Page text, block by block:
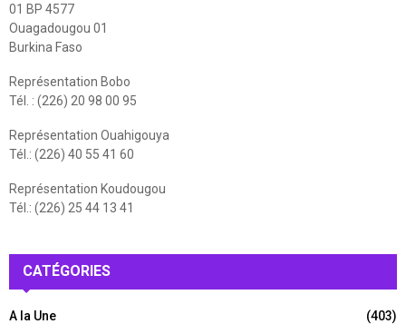
01 BP 4577
Ouagadougou 01
Burkina Faso
Représentation Bobo
Tél. : (226) 20 98 00 95
Représentation Ouahigouya
Tél.: (226) 40 55 41 60
Représentation Koudougou
Tél.: (226) 25 44 13 41
CATÉGORIES
A la Une
(403)